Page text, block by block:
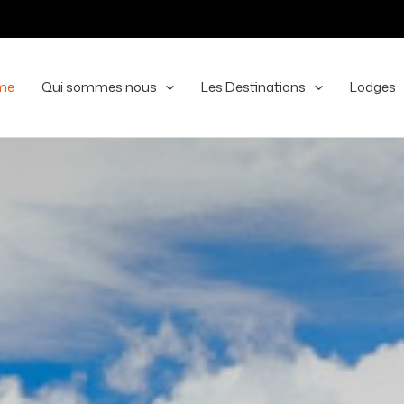
Qui sommes nous Les Destinations Lodges